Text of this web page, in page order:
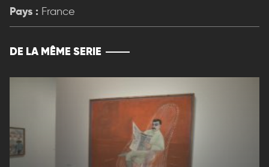
Pays : France
DE LA MÊME SERIE